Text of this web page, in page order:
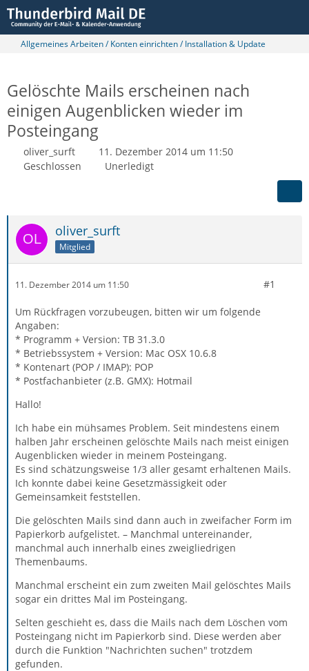
Allgemeines Arbeiten / Konten einrichten / Installation & Update
Gelöschte Mails erscheinen nach
einigen Augenblicken wieder im
Posteingang
oliver_surft
11. Dezember 2014 um 11:50
Geschlossen
Unerledigt
oliver_surft
Mitglied
11. Dezember 2014 um 11:50 #1
Um Rückfragen vorzubeugen, bitten wir um folgende
Angaben:
* Programm + Version: TB 31.3.0
* Betriebssystem + Version: Mac OSX 10.6.8
* Kontenart (POP / IMAP): POP
* Postfachanbieter (z.B. GMX): Hotmail
Hallo!
Ich habe ein mühsames Problem. Seit mindestens einem
halben Jahr erscheinen gelöschte Mails nach meist einigen
Augenblicken wieder in meinem Posteingang.
Es sind schätzungsweise 1/3 aller gesamt erhaltenen Mails.
Ich konnte dabei keine Gesetzmässigkeit oder
Gemeinsamkeit feststellen.
Die gelöschten Mails sind dann auch in zweifacher Form im
Papierkorb aufgelistet. – Manchmal untereinander,
manchmal auch innerhalb eines zweigliedrigen
Themenbaums.
Manchmal erscheint ein zum zweiten Mail gelöschtes Mails
sogar ein drittes Mal im Posteingang.
Selten geschieht es, dass die Mails nach dem Löschen vom
Posteingang nicht im Papierkorb sind. Diese werden aber
durch die Funktion "Nachrichten suchen" trotzdem
gefunden.